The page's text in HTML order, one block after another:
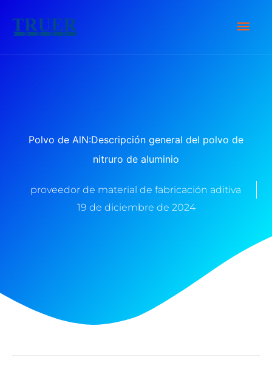
Polvo de AlN:Descripción general del polvo de
nitruro de aluminio
proveedor de material de fabricación aditiva
19 de diciembre de 2024